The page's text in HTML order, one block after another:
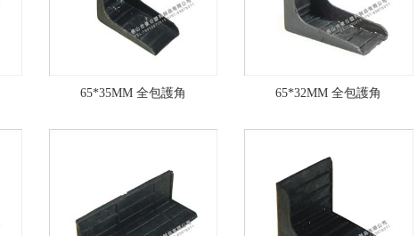
65*35MM 全包護角 65*32MM 全包護角